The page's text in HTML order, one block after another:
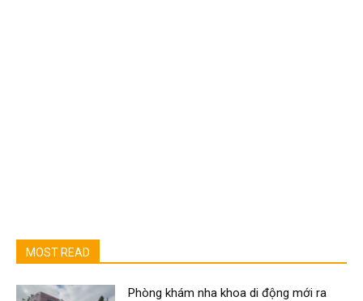
MOST READ
Phòng khám nha khoa di động mới ra